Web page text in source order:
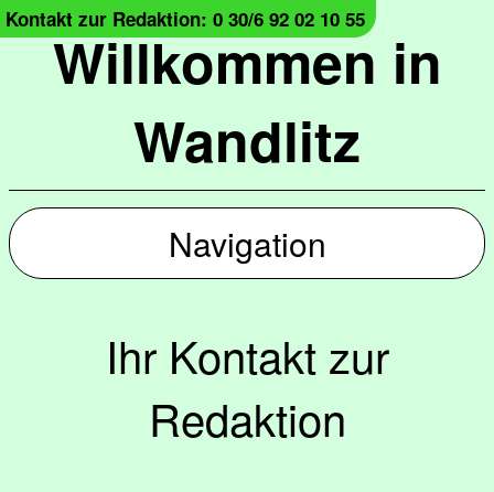
Willkommen in
Wandlitz
Kontakt zur Redaktion: 0 30/6 92 02 10 55
Navigation
Ihr Kontakt zur
Redaktion